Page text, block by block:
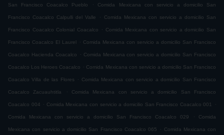
San Francisco Coacalco Pueblo . Comida Mexicana con servicio a domicilio San
Francisco Coacalco Calpulli del Valle . Comida Mexicana con servicio a domicilio San
Francisco Coacalco Colonial Coacalco . Comida Mexicana con servicio a domicilio San
Francisco Coacalco El Laurel . Comida Mexicana con servicio a domicilio San Francisco
Coacalco Hacienda Coacalco . Comida Mexicana con servicio a domicilio San Francisco
Coacalco Los Heroes Coacalco . Comida Mexicana con servicio a domicilio San Francisco
Coacalco Villa de las Flores . Comida Mexicana con servicio a domicilio San Francisco
Coacalco Zacuauhtitla . Comida Mexicana con servicio a domicilio San Francisco
Coacalco 004 . Comida Mexicana con servicio a domicilio San Francisco Coacalco 001 .
Comida Mexicana con servicio a domicilio San Francisco Coacalco 029 . Comida
Mexicana con servicio a domicilio San Francisco Coacalco 065 . Comida Mexicana con